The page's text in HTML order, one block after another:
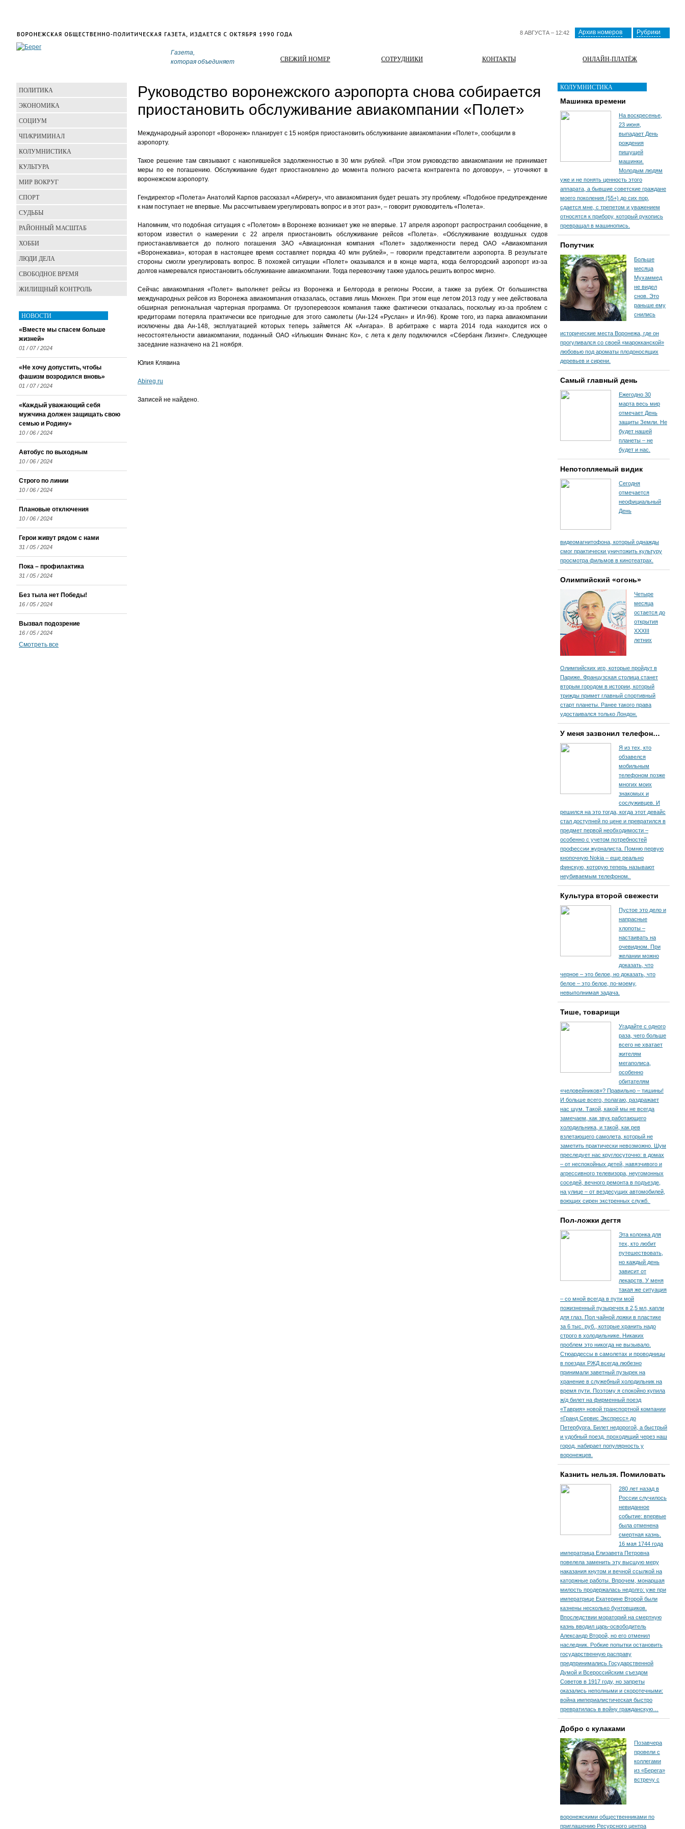
8 АВГУСТА – 12:42 Архив номеров Рубрики
Газета,
которая объединяет
СВЕЖИЙ НОМЕР СОТРУДНИКИ КОНТАКТЫ ОНЛАЙН-ПЛАТЁЖ
Руководство воронежского аэропорта снова собирается
приостановить обслуживание авиакомпании «Полет»
Международный аэропорт «Воронеж» планирует с 15 ноября приостановить обслуживание авиакомпании «Полет», сообщили в
аэропорту.
Такое решение там связывают с накопившейся задолженностью в 30 млн рублей. «При этом руководство авиакомпании не принимает
меры по ее погашению. Обслуживание будет приостановлено до момента полного расчета контрагента по договору», – уточняют в
воронежском аэропорту.
Гендиректор «Полета» Анатолий Карпов рассказал «Абирегу», что авиакомпания будет решать эту проблему. «Подобное предупреждение
к нам поступает не впервые. Мы рассчитываем урегулировать вопрос и в этот раз», – говорит руководитель «Полета».
Напомним, что подобная ситуация с «Полетом» в Воронеже возникает уже не впервые. 17 апреля аэропорт распространил сообщение, в
котором известил о намерении с 22 апреля приостановить обслуживание рейсов «Полета». «Обслуживание воздушных судов
приостанавливается до полного погашения ЗАО «Авиационная компания «Полет» задолженности перед ОАО «Авиакомпания
«Воронежавиа», которая в настоящее время составляет порядка 40 млн рублей», – говорили представители аэропорта. В результате
стороны смогли урегулировать вопрос. В похожей ситуации «Полет» оказывался и в конце марта, когда белгородский аэропорт из-за
долгов намеревался приостановить обслуживание авиакомпании. Тогда перевозчику также удалось решить вопрос мирно.
Сейчас авиакомпания «Полет» выполняет рейсы из Воронежа и Белгорода в регионы России, а также за рубеж. От большинства
международных рейсов из Воронежа авиакомпания отказалась, оставив лишь Мюнхен. При этом еще летом 2013 году у нее действовала
обширная региональная чартерная программа. От грузоперевозок компания также фактически отказалась, поскольку из-за проблем с
кредиторами потеряла практически все пригодные для этого самолеты (Ан-124 «Руслан» и Ил-96). Кроме того, из парка авиакомпании
исключены два Ан-148, эксплуатацией которых теперь займется АК «Ангара». В арбитраже с марта 2014 года находится иск о
несостоятельности авиакомпании, поданный ОАО «Ильюшин Финанс Ко», с лета к делу подключился «Сбербанк Лизинг». Следующее
заседание назначено на 21 ноября.
Юлия Клявина
Abireg.ru
Записей не найдено.
ПОЛИТИКА
ЭКОНОМИКА
СОЦИУМ
ЧП/КРИМИНАЛ
КОЛУМНИСТИКА
КУЛЬТУРА
МИР ВОКРУГ
СПОРТ
СУДЬБЫ
РАЙОННЫЙ МАСШТАБ
ХОББИ
ЛЮДИ ДЕЛА
СВОБОДНОЕ ВРЕМЯ
ЖИЛИЩНЫЙ КОНТРОЛЬ
НОВОСТИ
«Вместе мы спасем больше
жизней»
01 / 07 / 2024
«Не хочу допустить, чтобы
фашизм возродился вновь»
01 / 07 / 2024
«Каждый уважающий себя
мужчина должен защищать свою
семью и Родину»
10 / 06 / 2024
Автобус по выходным
10 / 06 / 2024
Строго по линии
10 / 06 / 2024
Плановые отключения
10 / 06 / 2024
Герои живут рядом с нами
31 / 05 / 2024
Пока – профилактика
31 / 05 / 2024
Без тыла нет Победы!
16 / 05 / 2024
Вызвал подозрение
16 / 05 / 2024
Смотреть все
КОЛУМНИСТИКА
Машинка времени
На воскресенье,
23 июня,
выпадает День
рождения
пишущей
машинки.
Молодым людям
уже и не понять ценность этого
аппарата, а бывшие советские граждане
моего поколения (55+) до сих пор,
сдается мне, с трепетом и уважением
относятся к прибору, который рукопись
превращал в машинопись.
Попутчик
Больше
месяца
Мухаммед
не видел
снов. Это
раньше ему
снились
исторические места Воронежа, где он
прогуливался со своей «марокканской»
любовью под ароматы плодоносящих
деревьев и сирени.
Самый главный день
Ежегодно 30
марта весь мир
отмечает День
защиты Земли. Не
будет нашей
планеты – не
будет и нас.
Непотопляемый видик
Сегодня
отмечается
неофициальный
День
видеомагнитофона, который однажды
смог практически уничтожить культуру
просмотра фильмов в кинотеатрах.
Олимпийский «огонь»
Четыре
месяца
остается до
открытия
XXXIII
летних
Олимпийских игр, которые пройдут в
Париже. Французская столица станет
вторым городом в истории, который
трижды примет главный спортивный
старт планеты. Ранее такого права
удостаивался только Лондон.
У меня зазвонил телефон…
Я из тех, кто
обзавелся
мобильным
телефоном позже
многих моих
знакомых и
сослуживцев. И
решился на это тогда, когда этот девайс
стал доступней по цене и превратился в
предмет первой необходимости –
особенно с учетом потребностей
профессии журналиста. Помню первую
кнопочную Nokia – еще реально
финскую, которую теперь называют
неубиваемым телефоном.
Культура второй свежести
Пустое это дело и
напрасные
хлопоты –
настаивать на
очевидном. При
желании можно
доказать, что
черное – это белое, но доказать, что
белое – это белое, по-моему,
невыполнимая задача.
Тише, товарищи
Угадайте с одного
раза, чего больше
всего не хватает
жителям
мегаполиса,
особенно
обитателям
«человейников»? Правильно – тишины!
И больше всего, полагаю, раздражает
нас шум. Такой, какой мы не всегда
замечаем, как звук работающего
холодильника, и такой, как рев
взлетающего самолета, который не
заметить практически невозможно. Шум
преследует нас круглосуточно: в домах
– от неспокойных детей, навязчивого и
агрессивного телевизора, неугомонных
соседей, вечного ремонта в подъезде,
на улице – от вездесущих автомобилей,
воющих сирен экстренных служб.
Пол-ложки дегтя
Эта колонка для
тех, кто любит
путешествовать,
но каждый день
зависит от
лекарств. У меня
такая же ситуация
– со мной всегда в пути мой
пожизненный пузыречек в 2,5 мл, капли
для глаз. Пол чайной ложки в пластике
за 6 тыс. руб., которые хранить надо
строго в холодильнике. Никаких
проблем это никогда не вызывало.
Стюардессы в самолетах и проводницы
в поездах РЖД всегда любезно
принимали заветный пузырек на
хранение в служебный холодильник на
время пути. По­этому я спокойно купила
ж/д билет на фирменный поезд
«Таврия» новой транспортной компании
«Гранд Сервис Экспресс» до
Петербурга. Билет недорогой, а быстрый
и удобный поезд, проходящий через наш
город, набирает популярность у
воронежцев.
Казнить нельзя. Помиловать
280 лет назад в
России случилось
невиданное
событие: впервые
была отменена
смертная казнь.
16 мая 1744 года
императрица Елизавета Петровна
повелела заменить эту высшую меру
наказания кнутом и вечной ссылкой на
каторжные работы. Впрочем, монаршая
милость продержалась недолго: уже при
императрице Екатерине Второй были
казнены несколько бунтовщиков.
Впоследствии мораторий на смертную
казнь вводил царь-освободитель
Александр Второй, но его отменил
наследник. Робкие попытки остановить
государственную расправу
предпринимались Государственной
Думой и Всероссийским съездом
Советов в 1917 году, но запреты
оказались неполными и скоротечными:
война империалистическая быстро
превратилась в войну гражданскую…
Добро с кулаками
Позавчера
провели с
коллегами
из «Берега»
встречу с
воронежскими общественниками по
приглашению Ресурсного центра